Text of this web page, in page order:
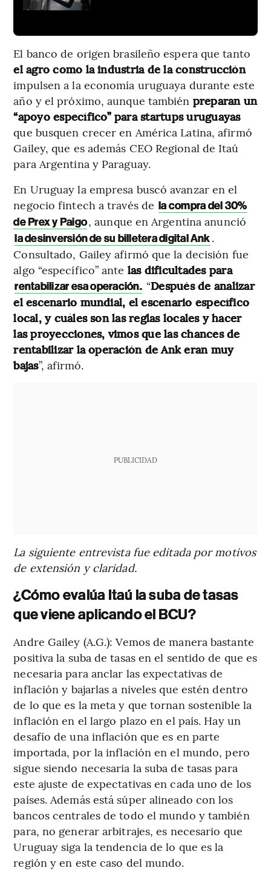
El banco de origen brasileño espera que tanto
el agro como la industria de la construcción
impulsen a la economía uruguaya durante este
año y el próximo, aunque también preparan un
“apoyo específico” para startups uruguayas
que busquen crecer en América Latina, afirmó
Gailey, que es además CEO Regional de Itaú
para Argentina y Paraguay.
En Uruguay la empresa buscó avanzar en el
negocio fintech a través de la compra del 30%
de Prex y Paigo, aunque en Argentina anunció
la desinversión de su billetera digital Ank.
Consultado, Gailey afirmó que la decisión fue
algo “específico” ante las dificultades para
rentabilizar esa operación. “Después de analizar
el escenario mundial, el escenario específico
local, y cuáles son las reglas locales y hacer
las proyecciones, vimos que las chances de
rentabilizar la operación de Ank eran muy
bajas”, afirmó.
PUBLICIDAD
La siguiente entrevista fue editada por motivos
de extensión y claridad.
¿Cómo evalúa Itaú la suba de tasas
que viene aplicando el BCU?
Andre Gailey (A.G.): Vemos de manera bastante
positiva la suba de tasas en el sentido de que es
necesaria para anclar las expectativas de
inflación y bajarlas a niveles que estén dentro
de lo que es la meta y que tornan sostenible la
inflación en el largo plazo en el país. Hay un
desafío de una inflación que es en parte
importada, por la inflación en el mundo, pero
sigue siendo necesaria la suba de tasas para
este ajuste de expectativas en cada uno de los
países. Además está súper alineado con los
bancos centrales de todo el mundo y también
para, no generar arbitrajes, es necesario que
Uruguay siga la tendencia de lo que es la
región y en este caso del mundo.